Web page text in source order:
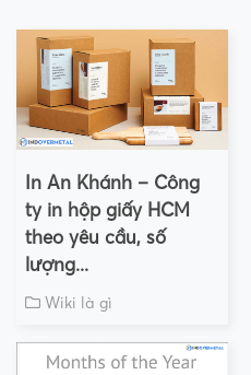
In An Khánh – Công
ty in hộp giấy HCM
theo yêu cầu, số
lượng...
Wiki là gì